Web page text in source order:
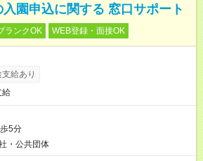
園申込に関する 窓口サポート
ランクOK WEB登録・面接OK
給あり
給
5分
・公共団体